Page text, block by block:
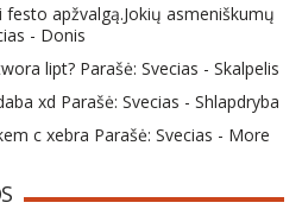
festo apžvalgą.Jokių asmeniškumų
- Donis
lipt? Parašė: Svecias - Skalpelis
xd Parašė: Svecias - Shlapdryba
c xebra Parašė: Svecias - More